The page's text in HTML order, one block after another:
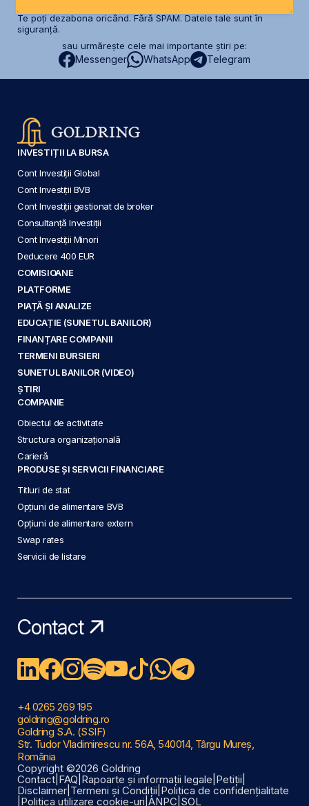
Te poți dezabona oricând. Fără SPAM. Datele tale sunt în
siguranță.
sau urmărește cele mai importante știri pe:
Messenger WhatsApp Telegram
INVESTIȚII LA BURSA
Cont Investiții Global
Cont Investiții BVB
Cont Investiții gestionat de broker
Consultanță Investiții
Cont Investiții Minori
Deducere 400 EUR
COMISIOANE
PLATFORME
PIAȚĂ ȘI ANALIZE
EDUCAȚIE (SUNETUL BANILOR)
FINANȚARE COMPANII
TERMENI BURSIERI
SUNETUL BANILOR (VIDEO)
ȘTIRI
COMPANIE
Obiectul de activitate
Structura organizațională
Carieră
PRODUSE ȘI SERVICII FINANCIARE
Titluri de stat
Opțiuni de alimentare BVB
Opțiuni de alimentare extern
Swap rates
Servicii de listare
Contact
+4 0265 269 195
goldring@goldring.ro
Goldring S.A. (SSIF)
Str. Tudor Vladimirescu nr. 56A, 540014, Târgu Mureș,
România
Copyright ©2026 Goldring
Contact FAQ Rapoarte și informații legale Petiții
Disclaimer Termeni și Condiții Politica de confidențialitate
Politica utilizare cookie-uri ANPC SOL